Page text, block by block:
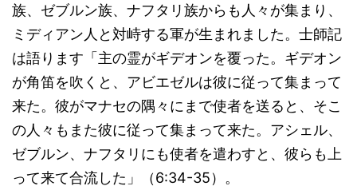
族、ゼブルン族、ナフタリ族からも人々が集まり、
ミディアン人と対峙する軍が生まれました。士師記
は語ります「主の霊がギデオンを覆った。ギデオン
が角笛を吹くと、アビエゼルは彼に従って集まって
来た。彼がマナセの隅々にまで使者を送ると、そこ
の人々もまた彼に従って集まって来た。アシェル、
ゼブルン、ナフタリにも使者を遣わすと、彼らも上
って来て合流した」（6:34-35）。